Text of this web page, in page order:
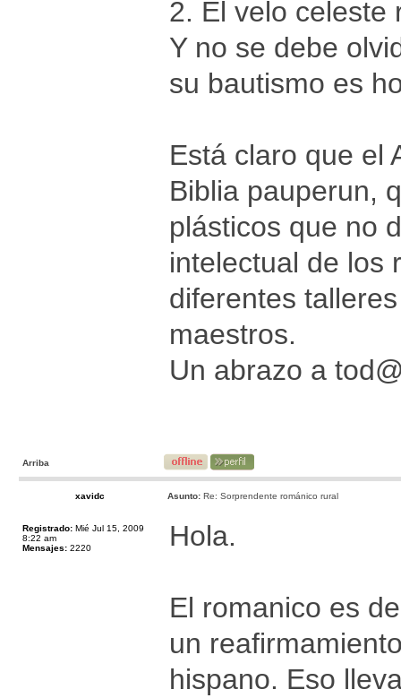
2. El velo celeste
Y no se debe
su bautismo es
Está claro que el
Biblia pauperun,
plásticos que no
intelectual de los
diferentes
maestros.
Un abrazo a
Arriba
xavidc Asunto: Re: Sorprendente románico rural
Registrado: Mié Jul 15, 2009
8:22 am
Mensajes: 2220 Hola.
El romanico es
un
hispano. Eso